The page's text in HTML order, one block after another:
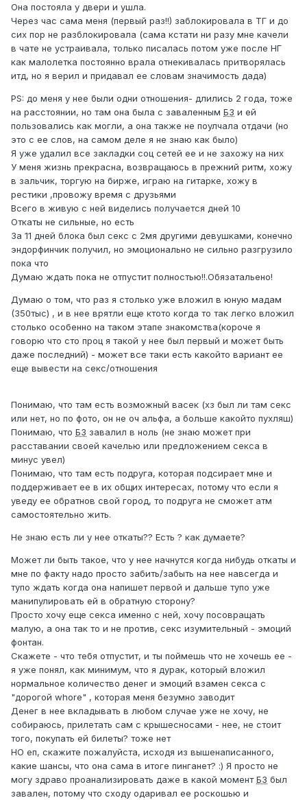
Она постояла у двери и ушла.
Через час сама меня (первый раз!!) заблокировала в ТГ и до
сих пор не разблокировала (сама кстати ни разу мне качели
в чате не устраивала, только писалась потом уже после НГ
как малолетка постоянно врала отнекивалась притворялась
итд, но я верил и придавал ее словам значимость дада)
PS: до меня у нее были одни отношения- длились 2 года, тоже
на расстоянии, но там она была с заваленным БЗ и ей
пользовались как могли, а она также не поулчала отдачи (но
это с ее слов, на самом деле я не знаю как было)
Я уже удалил все закладки соц сетей ее и не захожу на них
У меня жизнь прекрасна, возвращаюсь в прежний ритм, хожу
в зальчик, торгую на бирже, играю на гитарке, хожу в
рестики ,провожу время с друзьями
Всего в живую с ней виделись получается дней 10
Откаты не сильные, но есть
За 11 дней блока был секс с 2мя другими девушками, конечно
эндорфинчик получил, но эмоционально не сильно разгрузило
пока что
Думаю ждать пока не отпустит полностью!!.Обязатальено!
Думаю о том, что раз я столько уже вложил в юную мадам
(350тыс) , и в нее врятли еще ктото когда то так легко вложил
столько особенно на таком этапе знакомства(короче я
говорю что сто проц я такой у нее был первый и может быть
даже последний) - может все таки есть какойто вариант ее
еще вывести на секс/отношения
Понимаю, что там есть возможный васек (хз был ли там секс
или нет, но по фото, он не оч альфа, а больше какойто пухляш)
Понимаю, что БЗ завалил в ноль (не знаю может при
расставании своей качелью или предложением секса в
минус увел)
Понимаю, что там есть подруга, которая подсирает мне и
поддерживает ее в их общих интересах, потому что если я
уведу ее обратнов свой город, то подруга не сможет атм
самостоятельно жить.
Не знаю есть ли у нее откаты?? Есть ? как думаете?
Может ли быть такое, что у нее начнутся когда нибудь откаты и
мне по факту надо просто забить/забыть на нее навсегда и
тупо ждать когда она напишет первой и дальше тупо уже
манипулировать ей в обратную сторону?
Просто хочу еще секса именно с ней, хочу посовращать
малую, а она так то и не против, секс изумительный - эмоций
фонтан.
Скажете - что тебя отпустит, и ты поймешь что не хочешь ее -
я уже понял, как минимум, что я дурак, который вложил
нормальное количество денег и эмоций взамен секса с
"дорогой whore" , которая меня безумно заводит
Денег в нее вкладывать в любом случае уже не хочу, не
собираюсь, прилетать сам с крышесносами - нее, не стоит
того, покупать ей билеты? тоже нет
НО еп, скажите пожалуйста, исходя из вышенаписанного,
какие шансы, что она сама в итоге пинганет? :) Я просто не
могу здраво проанализировать даже в какой моментБЗ был
завален, потому что сходу одаривал ее роскошью и